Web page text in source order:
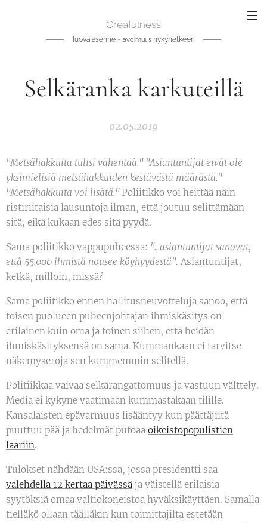
Creafulness
luova asenne ~ avoimuusnykyhetkeen
Selkäranka karkuteillä
02.05.2019
"Metsähakkuita tulisi vähentää." "Asiantuntijat eivät ole
yksimielisiä metsähakkuiden kestävästä määrästä."
"Metsähakkuita voi lisätä."Poliitikko voi heittää näin
ristiriitaisia lausuntoja ilman, että joutuu selittämään
sitä, eikä kukaan edes sitä pyydä.
Sama poliitikko vappupuheessa: "...asiantuntijat sanovat,
että 55.000 ihmistä nousee köyhyydestä". Asiantuntijat,
ketkä, milloin, missä?
Sama poliitikko ennen hallitusneuvotteluja sanoo, että
toisen puolueen puheenjohtajan ihmiskäsitys on
erilainen kuin oma ja toinen siihen, että heidän
ihmiskäsityksensä on sama. Kummankaan ei tarvitse
näkemyseroja sen kummemmin selitellä.
Politiikkaa vaivaa selkärangattomuus ja vastuun välttely.
Media ei kykyne vaatimaan kummastakaan tilille.
Kansalaisten epävarmuus lisääntyy kun päättäjiltä
puuttuu pää ja hedelmät putoaa oikeistopopulistien
laariin.
Tulokset nähdään USA:ssa, jossa presidentti saa
valehdella 12 kertaa päivässä ja väistellä erilaisia
syytöksiä omaa valtiokoneistoa hyväksikäyttäen. Samalla
tielläkö ollaan täälläkin kun toimittajilta estetään